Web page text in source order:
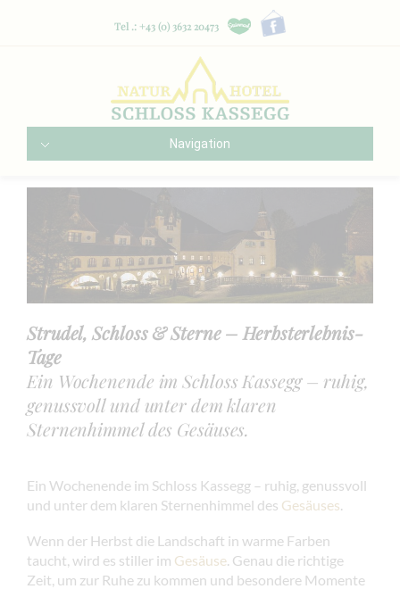
Tel .: +43 (0) 3632 20473
Navigation
Strudel, Schloss & Sterne – Herbsterlebnis-
Tage
Ein Wochenende im Schloss Kassegg – ruhig,
genussvoll und unter dem klaren
Sternenhimmel des Gesäuses.
Ein Wochenende im Schloss Kassegg – ruhig, genussvoll
und unter dem klaren Sternenhimmel des Gesäuses.
Wenn der Herbst die Landschaft in warme Farben
taucht, wird es stiller im Gesäuse. Genau die richtige
Zeit, um zur Ruhe zu kommen und besondere Momente